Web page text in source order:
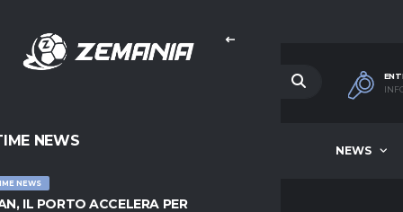
NEWS
NEWS
NEWS
IL PORTO ACCELERA PER